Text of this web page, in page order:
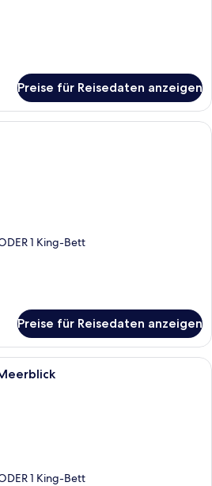
Preise für Reisedaten anzeigen
Ein Hotelzimmer mit Bett,
1 King-Bett
Preise für Reisedaten anzeigen
Ein Hotelzimmer mit Bett,
1 King-Bett